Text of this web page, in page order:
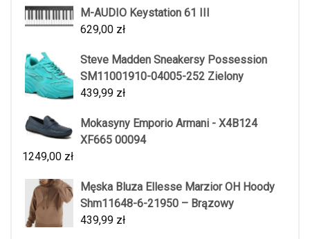
M-AUDIO Keystation 61 III
629,00 zł
Steve Madden Sneakersy Possession
SM11001910-04005-252 Zielony
439,99 zł
Mokasyny Emporio Armani - X4B124
XF665 00094
1249,00 zł
Męska Bluza Ellesse Marzior OH Hoody
Shm11648-6-21950 – Brązowy
439,99 zł